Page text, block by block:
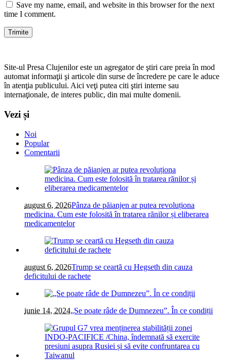
Save my name, email, and website in this browser for the next
time I comment.
Site-ul Presa Clujenilor este un agregator de ştiri care preia în mod
automat informaţii şi articole din surse de încredere pe care le aduce
în atenţia publicului. Aici veţi putea citi ştiri interne sau
internaţionale, de interes public, din mai multe domenii.
Vezi și
Noi
Popular
Comentarii
august 6, 2026Pânza de păianjen ar putea revoluționa
medicina. Cum este folosită în tratarea rănilor și eliberarea
medicamentelor
august 6, 2026Trump se ceartă cu Hegseth din cauza
deficitului de rachete
iunie 14, 2024„Se poate râde de Dumnezeu”. În ce condiții